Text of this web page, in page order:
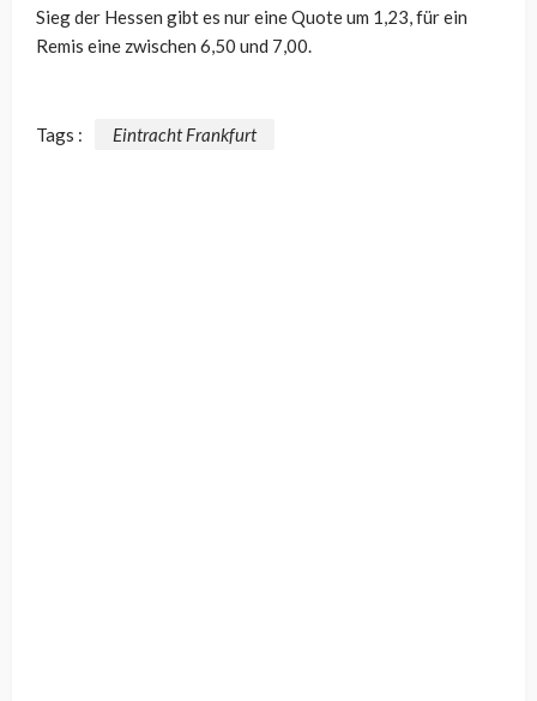
Sieg der Hessen gibt es nur eine Quote um 1,23, für ein
Remis eine zwischen 6,50 und 7,00.
Tags : Eintracht Frankfurt